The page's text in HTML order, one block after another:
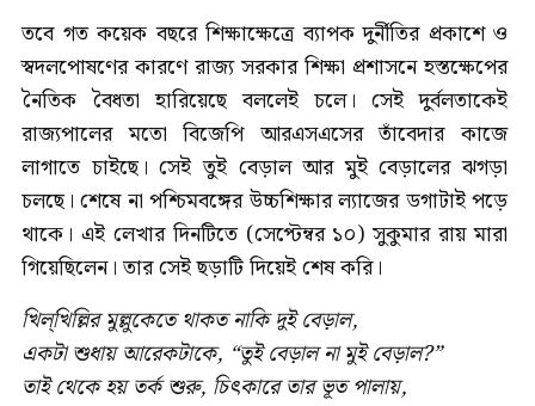
তবে গত কয়েক বছরে শিক্ষাক্ষেত্রে ব্যাপক দুর্নীতির প্রকাশে ও
স্বদলপোষণের কারণে রাজ্য সরকার শিক্ষা প্রশাসনে হস্তক্ষেপের
নৈতিক বৈধতা হারিয়েছে বললেই চলে। সেই দুর্বলতাকেই
রাজ্যপালের মতো বিজেপি আরএসএসের তাঁবেদার কাজে
লাগাতে চাইছে। সেই তুই বেড়াল আর মুই বেড়ালের ঝগড়া
চলছে। শেষে না পশ্চিমবঙ্গের উচ্চশিক্ষার ল্যাজের ডগাটাই পড়ে
থাকে। এই লেখার দিনটিতে (সেপ্টেম্বর ১০) সুকুমার রায় মারা
গিয়েছিলেন। তার সেই ছড়াটি দিয়েই শেষ করি।
খিল্‌‌খিল্লির মুল্লুকেতে থাকত নাকি দুই বেড়াল,
একটা শুধায় আরেকটাকে, “তুই বেড়াল না মুই বেড়াল?”
তাই থেকে হয় তর্ক শুরু, চিৎ‌কারে তার ভূত পালায়,